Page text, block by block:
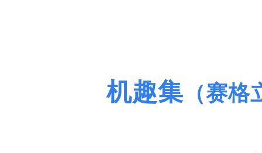
机趣集 （赛